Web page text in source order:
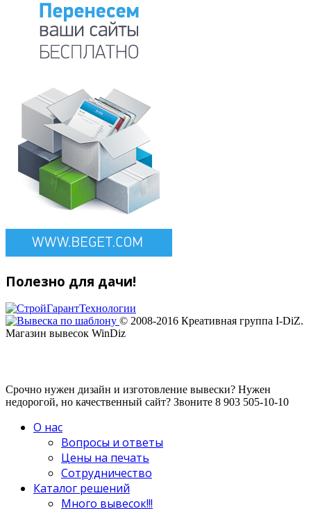
Полезно для дачи!
© 2008-2016 Креативная группа I-DiZ.
Магазин вывесок WinDiz
Срочно нужен дизайн и изготовление вывески? Нужен
недорогой, но качественный сайт? Звоните 8 903 505-10-10
О нас
Вопросы и ответы
Цены на печать
Сотрудничество
Каталог решений
Много вывесок!!!